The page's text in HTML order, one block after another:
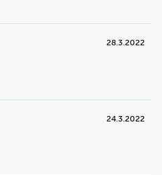
28.3.2022
24.3.2022